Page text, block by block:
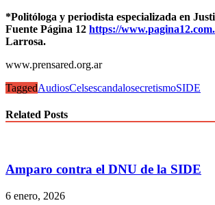
*Politóloga y periodista especializada en
Fuente Página 12 https://
Larrosa.
www.prensared.org.ar
TaggedAudiosCelsescandalosecretismoSIDE
Related Posts
Amparo contra el DNU de la SIDE
6 enero, 2026